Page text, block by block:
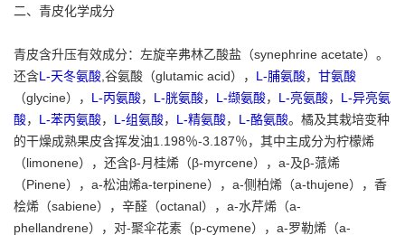
二、青皮化学成分
青皮含升压有效成分：左旋辛弗林乙酸盐（synephrine acetate）。
还含L-天冬氨酸 ,谷氨酸（glutamic acid）， L-脯氨酸， 甘氨酸
（glycine）， L-丙氨酸， L-胱氨酸， L-缬氨酸， L-亮氨酸， L-异亮氨
酸， L-苯丙氨酸， L-组氨酸， L-精氨酸， L-酪氨酸。橘及其栽培变种
的干燥成熟果皮含挥发油1.198％-3.187％，其中主成分为柠檬烯
（limonene），还含β-月桂烯（β-myrcene），a-及β-蒎烯
（Pinene），a-松油烯a-terpinene），a-侧柏烯（a-thujene），香
桧烯（sabiene），辛醛（octanal），a-水芹烯（a-
phellandrene），对-聚伞花素（p-cymene），a-罗勒烯（a-